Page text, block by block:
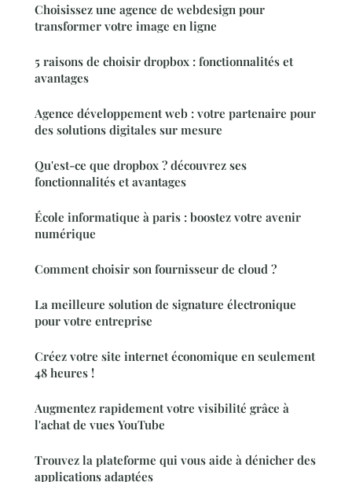
Choisissez une agence de webdesign pour
transformer votre image en ligne
5 raisons de choisir dropbox : fonctionnalités et
avantages
Agence développement web : votre partenaire pour
des solutions digitales sur mesure
Qu'est-ce que dropbox ? découvrez ses
fonctionnalités et avantages
École informatique à paris : boostez votre avenir
numérique
Comment choisir son fournisseur de cloud ?
La meilleure solution de signature électronique
pour votre entreprise
Créez votre site internet économique en seulement
48 heures !
Augmentez rapidement votre visibilité grâce à
l'achat de vues YouTube
Trouvez la plateforme qui vous aide à dénicher des
applications adaptées